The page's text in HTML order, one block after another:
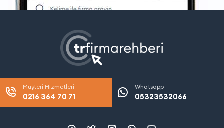
Müşteri Hizmetleri
0216 364 70 71
Whatsapp
05323532066